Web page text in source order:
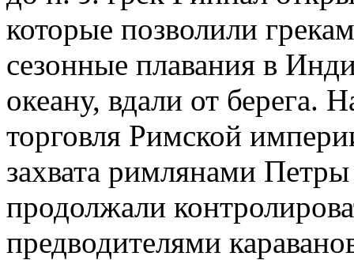
которые позволили
сезонные плавания в
океану, вдали от берега.
торговля Римской
захвата римлянами
продолжали
предводителями